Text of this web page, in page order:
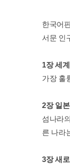
한국어
서문 인
1장 세
가장 훌
2장 일
섬나라
른 나라
3장 새